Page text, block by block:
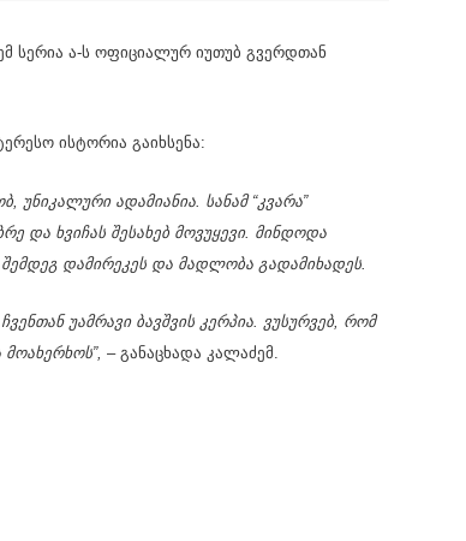
სერია ა-ს ოფიციალურ იუთუბ გვერდთან
ისტორია გაიხსენა:
უნიკალური ადამიანია. სანამ “კვარა”
და ხვიჩას შესახებ მოვუყევი. მინდოდა
დამირეკეს და მადლობა გადამიხადეს.
უამრავი ბავშვის კერპია. ვუსურვებ, რომ
– განაცხადა კალაძემ.